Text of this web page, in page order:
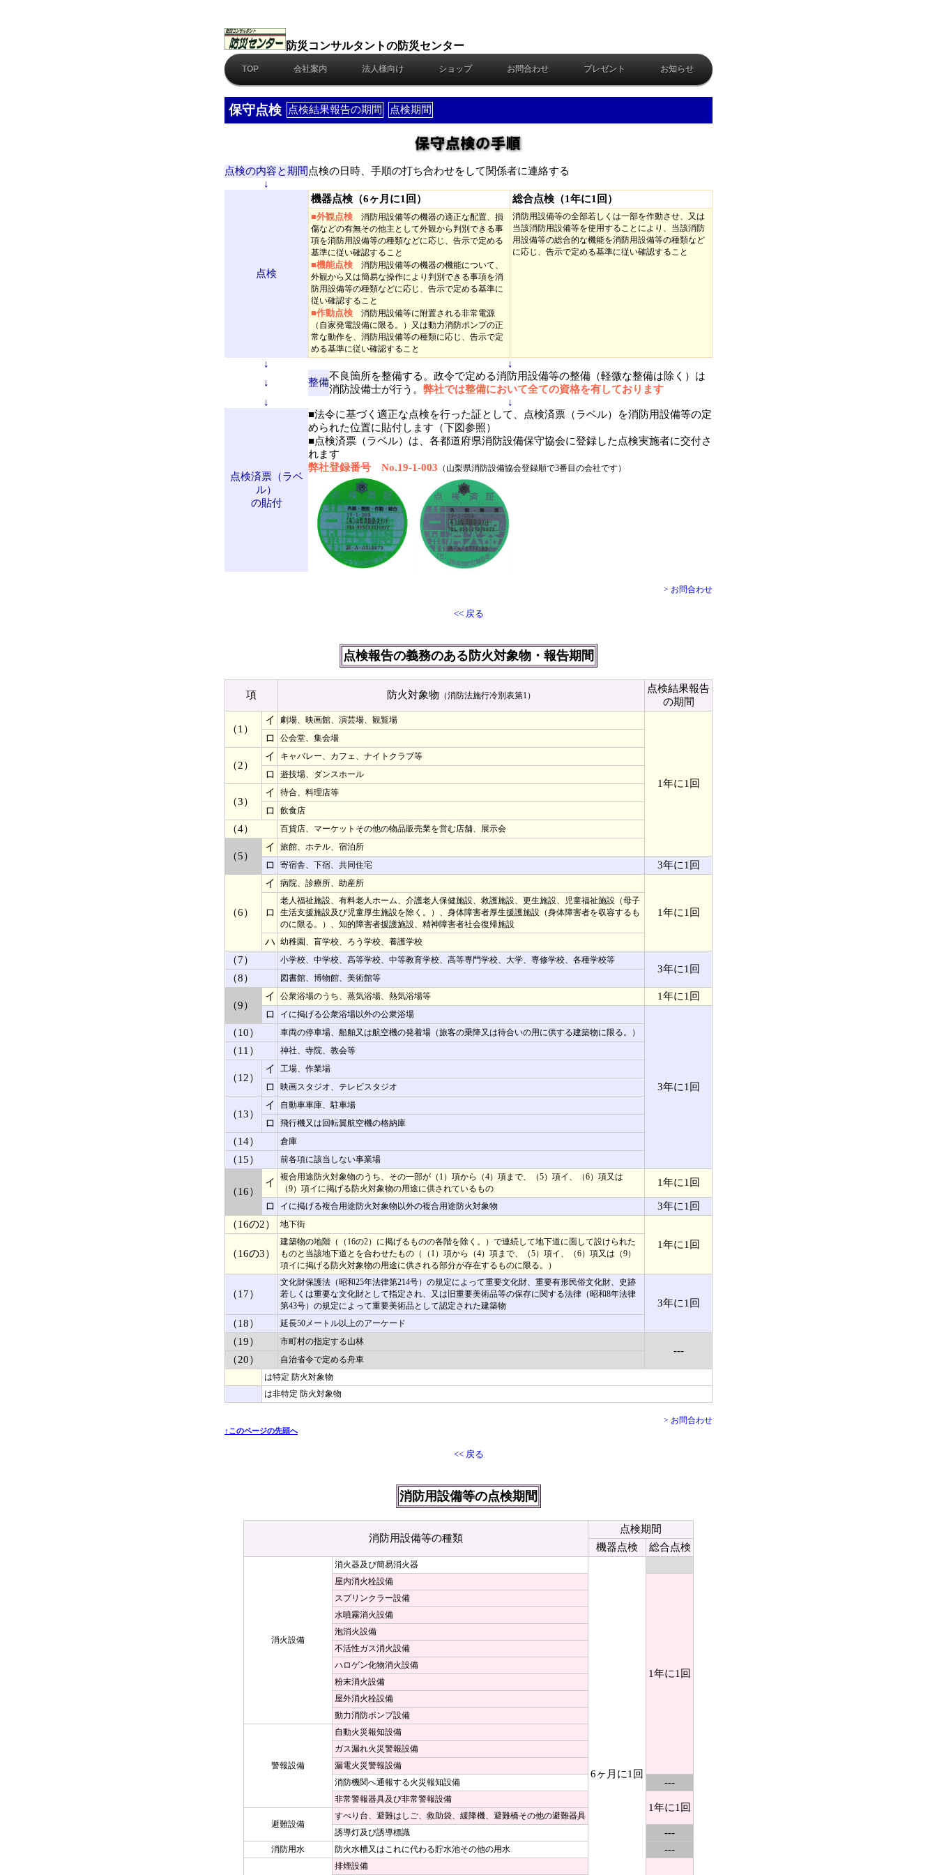
防災コンサルタントの防災センター
TOP 会社案内 法人様向け ショップ お問合わせ プレゼント お知らせ
保守点検 点検結果報告の期間 点検期間
点検の内容と期間 点検の日時、手順の打ち合わせをして関係者に連絡する
↓
点検
機器点検（6ヶ月に1回） 総合点検（1年に1回）
■外観点検 消防用設備等の機器の適正な配置、損
傷などの有無その他主として外観から判別できる事
項を消防用設備等の種類などに応じ、告示で定める
基準に従い確認すること
■機能点検 消防用設備等の機器の機能について、
外観から又は簡易な操作により判別できる事項を消
防用設備等の種類などに応じ、告示で定める基準に
従い確認すること
■作動点検 消防用設備等に附置される非常電源
（自家発電設備に限る。）又は動力消防ポンプの正
常な動作を、消防用設備等の種類に応じ、告示で定
める基準に従い確認すること
消防用設備等の全部若しくは一部を作動させ、又は
当該消防用設備等を使用することにより、当該消防
用設備等の総合的な機能を消防用設備等の種類など
に応じ、告示で定める基準に従い確認すること
↓
↓
↓
整備
不良箇所を整備する。政令で定める消防用設備等の整備（軽微な整備は除く）は
消防設備士が行う。 弊社では整備において全ての資格を有しております
↓
↓
点検済票（ラベ
ル）
の貼付
■法令に基づく適正な点検を行った証として、点検済票（ラベル）を消防用設備等の定
められた位置に貼付します（下図参照）
■点検済票（ラベル）は、各都道府県消防設備保守協会に登録した点検実施者に交付さ
れます
弊社登録番号 No.19-1-003 （山梨県消防設備協会登録順で3番目の会社です）
> お問合わせ
<< 戻る
点検報告の義務のある防火対象物・報告期間
項 防火対象物 （消防法施行冷別表第1）
点検結果報告
の期間
（1）
イ 劇場、映画館、演芸場、観覧場
1年に1回
ロ 公会堂、集会場
（2）
イ キャバレー、カフェ、ナイトクラブ等
ロ 遊技場、ダンスホール
（3）
イ 待合、料理店等
ロ 飲食店
（4） 百貨店、マーケットその他の物品販売業を営む店舗、展示会
（5）
イ 旅館、ホテル、宿泊所
ロ 寄宿舎、下宿、共同住宅 3年に1回
（6）
イ 病院、診療所、助産所
1年に1回
ロ
老人福祉施設、有料老人ホーム、介護老人保健施設、救護施設、更生施設、児童福祉施設（母子
生活支援施設及び児童厚生施設を除く。）、身体障害者厚生援護施設（身体障害者を収容するも
のに限る。）、知的障害者援護施設、精神障害者社会復帰施設
ハ 幼稚園、盲学校、ろう学校、養護学校
（7） 小学校、中学校、高等学校、中等教育学校、高等専門学校、大学、専修学校、各種学校等
3年に1回
（8）
図書館、博物館、美術館等
（9）
イ 公衆浴場のうち、蒸気浴場、熱気浴場等
1年に1回
ロ
イに掲げる公衆浴場以外の公衆浴場
3年に1回
（10） 車両の停車場、船舶又は航空機の発着場（旅客の乗降又は待合いの用に供する建築物に限る。）
（11） 神社、寺院、教会等
（12）
イ 工場、作業場
ロ 映画スタジオ、テレビスタジオ
（13）
イ 自動車車庫、駐車場
ロ 飛行機又は回転翼航空機の格納庫
（14） 倉庫
（15） 前各項に該当しない事業場
（16）
イ
複合用途防火対象物のうち、その一部が（1）項から（4）項まで、（5）項イ、（6）項又は
（9）項イに掲げる防火対象物の用途に供されているもの
1年に1回
ロ イに掲げる複合用途防火対象物以外の複合用途防火対象物
3年に1回
（16の2）
地下街
1年に1回
（16の3）
建築物の地階（（16の2）に掲げるものの各階を除く。）で連続して地下道に面して設けられた
ものと当該地下道とを合わせたもの（（1）項から（4）項まで、（5）項イ、（6）項又は（9）
項イに掲げる防火対象物の用途に供される部分が存在するものに限る。）
（17）
文化財保護法（昭和25年法律第214号）の規定によって重要文化財、重要有形民俗文化財、史跡
若しくは重要な文化財として指定され、又は旧重要美術品等の保存に関する法律（昭和8年法律
第43号）の規定によって重要美術品として認定された建築物
3年に1回
（18）
延長50メートル以上のアーケード
（19） 市町村の指定する山林
---
（20）
自治省令で定める舟車
は特定 防火対象物
は非特定 防火対象物
> お問合わせ
↑このページの先頭へ
<< 戻る
消防用設備等の点検期間
消防用設備等の種類
点検期間
機器点検
総合点検
消火設備
消火器及び簡易消火器
6ヶ月に1回
屋内消火栓設備
1年に1回
スプリンクラー設備
水噴霧消火設備
泡消火設備
不活性ガス消火設備
ハロゲン化物消火設備
粉末消火設備
屋外消火栓設備
動力消防ポンプ設備
警報設備
自動火災報知設備
ガス漏れ火災警報設備
漏電火災警報設備
消防機関へ通報する火災報知設備
---
非常警報器具及び非常警報設備
1年に1回
避難設備
すべり台、避難はしご、救助袋、緩降機、避難橋その他の避難器具
誘導灯及び誘導標識
---
消防用水 防火水槽又はこれに代わる貯水池その他の用水 ---
排煙設備